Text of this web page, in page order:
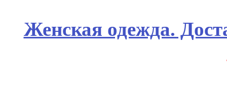
Женская одежда.